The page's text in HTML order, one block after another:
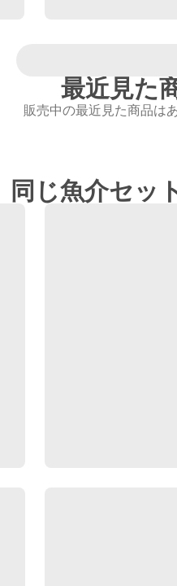
最近見た
販売中の最近見た商品は
同じ魚介セッ